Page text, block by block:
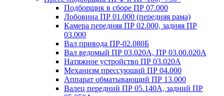
Подборщик в сборе ПР 07.000
Лобовина ПР 01.000 (передняя рама)
Камера передняя ПР 02.000, задняя ПР
03.000
Вал привода ПР-02.080Б
Вал ведомый ПР 03.020А, ПР 03.00.020А
Натяжное устройство ПР 03.020A
Механизм прессующий ПР 04.000
Аппарат обматывающий ПР 13.000
Валец передний ПР 05.140A, задний ПР